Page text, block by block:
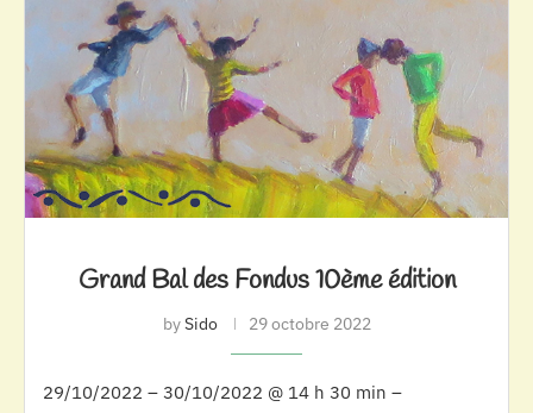
Grand Bal des Fondus 10ème édition
bySido 29 octobre 2022
29/10/2022 – 30/10/2022 @ 14 h 30 min –